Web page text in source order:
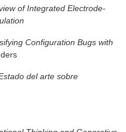
of Integrated Electrode-
Configuration Bugs with
del arte sobre